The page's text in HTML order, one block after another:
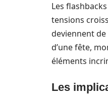
Les
tensions
deviennent de
d’une fête,
éléments
Les